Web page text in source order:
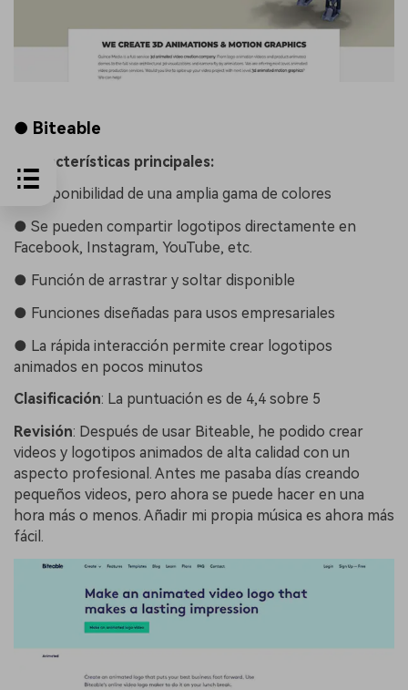
● Biteable
5 características principales:
● Disponibilidad de una amplia gama de colores
● Se pueden compartir logotipos directamente en
Facebook, Instagram, YouTube, etc.
● Función de arrastrar y soltar disponible
● Funciones diseñadas para usos empresariales
● La rápida interacción permite crear logotipos
animados en pocos minutos
Clasificación: La puntuación es de 4,4 sobre 5
Revisión: Después de usar Biteable, he podido crear
videos y logotipos animados de alta calidad con un
aspecto profesional. Antes me pasaba días creando
pequeños videos, pero ahora se puede hacer en una
hora más o menos. Añadir mi propia música es ahora más
fácil.